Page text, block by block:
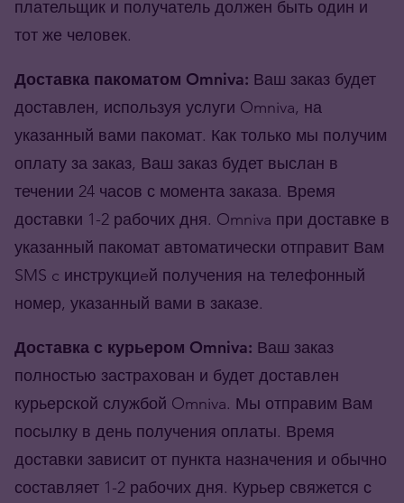
плательщик и получатель должен быть один и
тот же человек.
Доставка пакоматом Omniva: Ваш заказ будет
доставлен, используя услуги Omniva, на
указанный вами пакомат. Как только мы получим
оплату за заказ, Ваш заказ будет выслан в
течении 24 часов с момента заказа. Время
доставки 1-2 рабочих дня. Omniva при доставке в
указанный пакомат автоматически отправит Вам
SMS c инструкциeй получения на телефонный
номер, указанный вами в заказе.
Доставка с курьером Omniva: Ваш заказ
полностью застрахован и будет доставлен
курьерской службой Omniva. Мы отправим Вам
посылку в день получения оплаты. Время
доставки зависит от пункта назначения и обычно
составляет 1-2 рабочих дня. Курьер свяжется с